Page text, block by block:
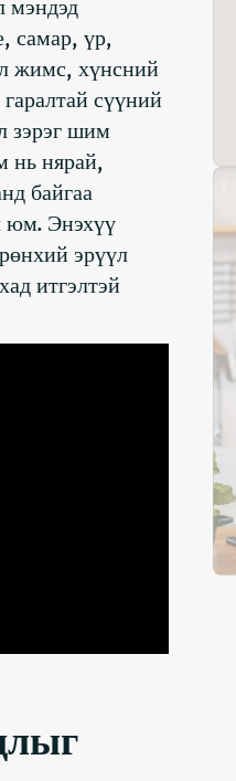
самар, үр,
жимс, хүнсний
сүүний
зэрэг шим
нь нярай,
байгаа
юм. Энэхүү
эрүүл
итгэлтэй